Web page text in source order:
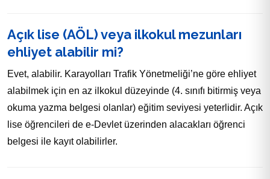
Açık lise (AÖL) veya ilkokul mezunları
ehliyet alabilir mi?
Evet, alabilir. Karayolları Trafik Yönetmeliği’ne göre ehliyet
alabilmek için en az ilkokul düzeyinde (4. sınıfı bitirmiş veya
okuma yazma belgesi olanlar) eğitim seviyesi yeterlidir. Açık
lise öğrencileri de e-Devlet üzerinden alacakları öğrenci
belgesi ile kayıt olabilirler.